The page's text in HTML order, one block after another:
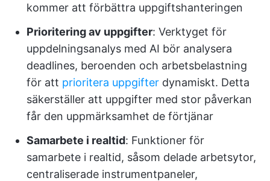
kommer att förbättra uppgiftshanteringen
Prioritering av uppgifter: Verktyget för
uppdelningsanalys med AI bör analysera
deadlines, beroenden och arbetsbelastning
för att prioritera uppgifter dynamiskt. Detta
säkerställer att uppgifter med stor påverkan
får den uppmärksamhet de förtjänar
Samarbete i realtid: Funktioner för
samarbete i realtid, såsom delade arbetsytor,
centraliserade instrumentpaneler,